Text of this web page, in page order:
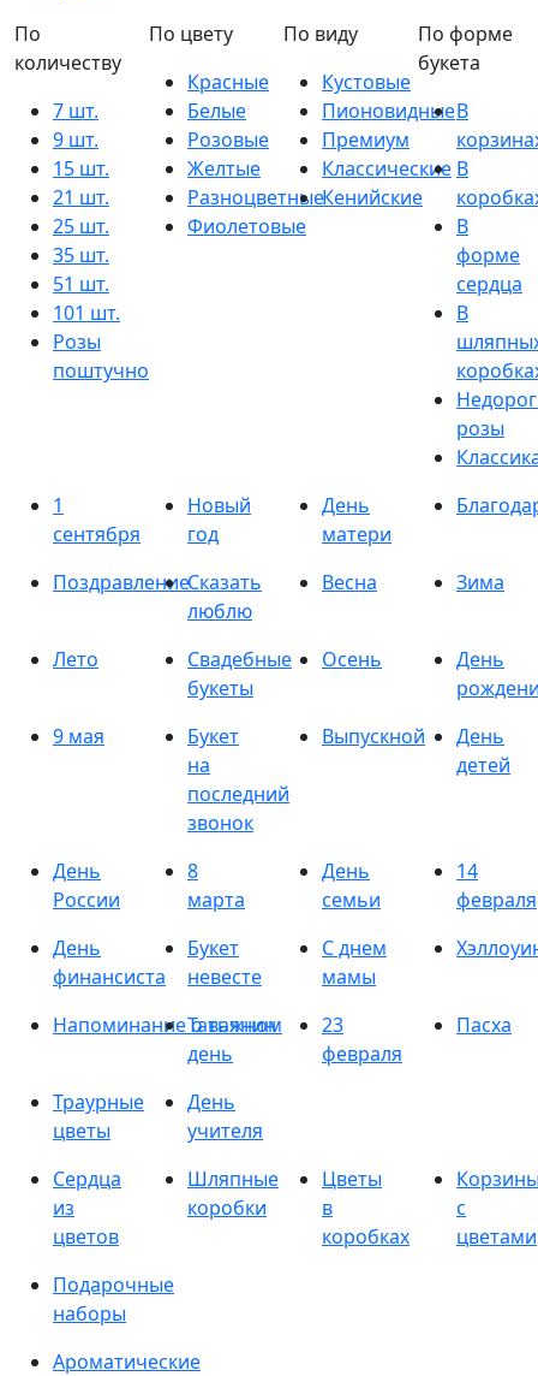
По
количеству
7 шт.
9 шт.
15 шт.
21 шт.
25 шт.
35 шт.
51 шт.
101 шт.
Розы
поштучно
По цвету
Красные
Белые
Розовые
Желтые
Разноцветные
Фиолетовые
По виду
Кустовые
Пионовидные
Премиум
Классические
Кенийские
По форме
букета
В
В
В
форме
сердца
В
розы
1
сентября
Новый
год
День
матери
ПоздравлениеСказать
люблю
Весна Зима
Лето
Свадебные
букеты
Осень
День
9 мая
Букет
на
последний
звонок
Выпускной
День
детей
День
России
8
марта
День
семьи
14
февраля
День
финансиста
Букет
невесте
С днем
мамы
Напоминание о важном
Татьянин
день
23
февраля
Пасха
Траурные
цветы
День
учителя
Сердца
из
цветов
Шляпные
коробки
Цветы
в
коробках
с
цветами
Подарочные
наборы
Ароматические